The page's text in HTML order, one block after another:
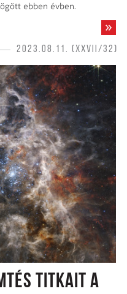
ebben évben.
2023.08.11. (XXVII/32)
TITKAIT A